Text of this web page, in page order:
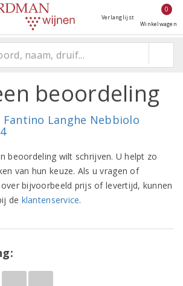
Verlanglijst
0
Winkelwagen
beoordeling
Fantino Langhe Nebbiolo
beoordeling wilt schrijven. U helpt zo
van hun keuze. Als u vragen of
bijvoorbeeld prijs of levertijd, kunnen
de klantenservice.